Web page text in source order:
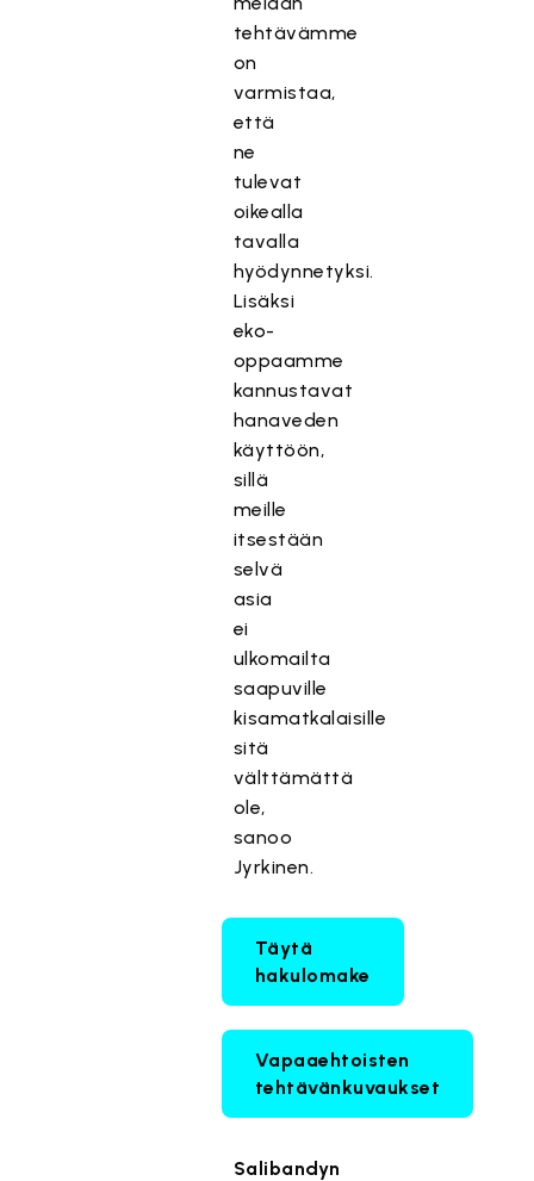
tehtävämme
on
varmistaa,
että
ne
tulevat
oikealla
tavalla
hyödynnetyksi.
Lisäksi
eko-
oppaamme
kannustavat
hanaveden
käyttöön,
sillä
meille
itsestään
selvä
asia
ei
ulkomailta
saapuville
kisamatkalaisille
sitä
välttämättä
ole,
sanoo
Jyrkinen.
Täytä
hakulomake
Vapaaehtoisten
tehtävänkuvaukset
Salibandyn